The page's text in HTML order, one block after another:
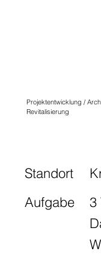
Standort
Aufgabe
3
Projektentwicklung /
Revitalisierung